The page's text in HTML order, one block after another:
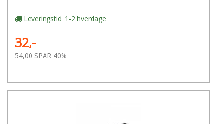
Leveringstid: 1-2 hverdage
32,-
54,00 SPAR 40%